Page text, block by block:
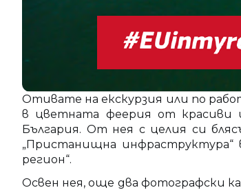
Отивате на екскурзия или по
в цветната феерия от красиви
България. От нея с целия си
„Пристанищна инфраструктура“
регион“.
Освен нея, още два фотографски